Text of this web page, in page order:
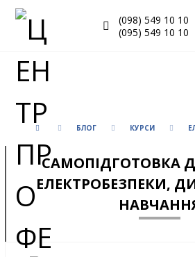
(098) 549 10 10
(095) 549 10 10
БЛОГ КУРСИ
САМОПІДГОТОВКА
ЕЛЕКТРОБЕЗПЕКИ,